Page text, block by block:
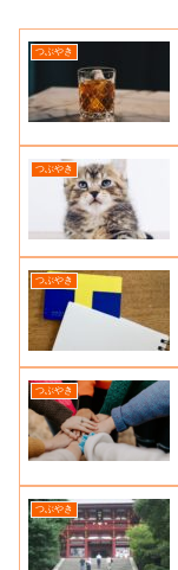
つぶやき
つぶやき
つぶやき
つぶやき
つぶやき